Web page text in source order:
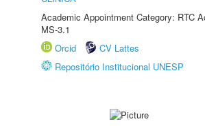
Academic Appointment Category: RTC
MS-3.1
Orcid
CV Lattes
Repositório Institucional UNESP